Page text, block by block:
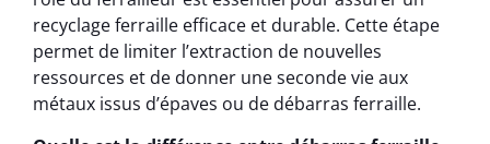
recyclage ferraille efficace et durable. Cette étape
permet de limiter l’extraction de nouvelles
ressources et de donner une seconde vie aux
métaux issus d’épaves ou de débarras ferraille.